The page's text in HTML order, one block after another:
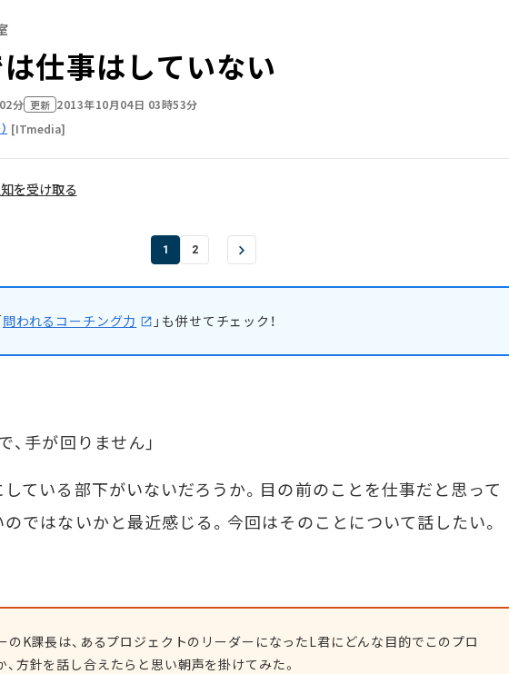
は仕事はしていない
分 更新 2013年10月04日 03時53分
[ITmedia]
を受け取る
1 2
問われるコーチング力 」も併せてチェック！
手が回りません」
ている部下がいないだろうか。目の前のことを仕事だと思って
ではないかと最近感じる。今回はそのことについて話したい。
K課長は、あるプロジェクトのリーダーになったL君にどんな目的でこのプロ
方針を話し合えたらと思い朝声を掛けてみた。